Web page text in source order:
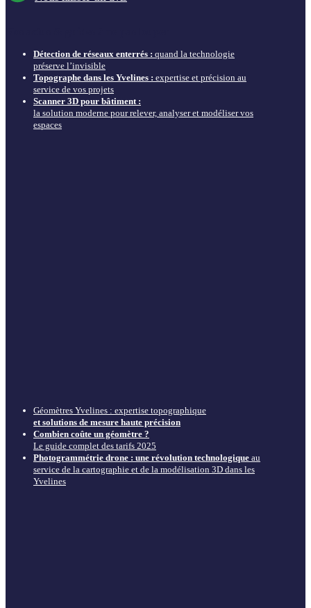
Détection de réseaux enterrés : quand la technologie
préserve l’invisible
Topographe dans les Yvelines : expertise et précision au
service de vos projets
Scanner 3D pour bâtiment :
la solution moderne pour relever, analyser et modéliser vos
espaces
Géomètres Yvelines : expertise topographique
et solutions de mesure haute précision
Combien coûte un géomètre ?
Le guide complet des tarifs 2025
Photogrammétrie drone : une révolution technologique au
service de la cartographie et de la modélisation 3D dans les
Yvelines